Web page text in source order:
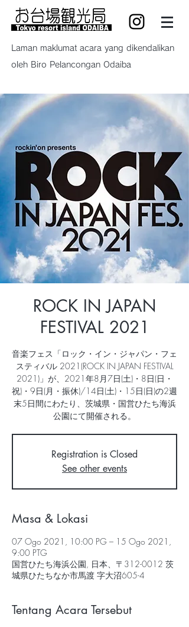
Laman maklumat acara yang dikendalikan
oleh Biro Pelancongan Odaiba
ROCK IN JAPAN
FESTIVAL 2021
音楽フェス「ロック・イン・ジャパン・フェ
スティバル 2021(ROCK IN JAPAN FESTIVAL
2021)」が、2021年8月7日(土)・8日(日・
祝)・9日(月・振休)/14日(土)・15日(日)の2週
末5日間にわたり、茨城県・国営ひたち海浜
公園にて開催される。
Registration is Closed
See other events
Masa & Lokasi
07 Ogo 2021, 10:00 PG – 15 Ogo 2021,
9:00 PTG
国営ひたち海浜公園, 日本、〒312-0012 茨
城県ひたちなか市馬渡 字大沼605-4
Tentang Acara Tersebut